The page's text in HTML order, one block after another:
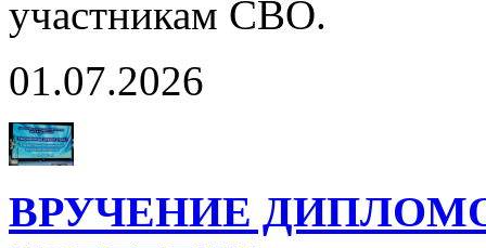
участникам СВО.
01.07.2026
ВРУЧЕНИЕ